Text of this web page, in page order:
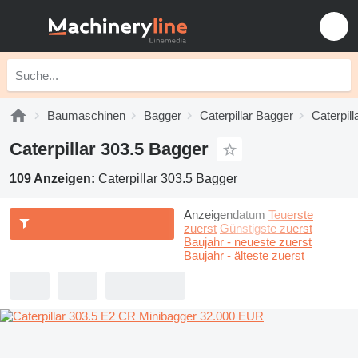
Baumaschinen Bagger Caterpillar Bagger
Caterpillar 303.5 Bagger
109 Anzeigen: Caterpillar 303.5 Bagger
Anzeigendatum Teuerste
zuerst Günstigste zuerst
Baujahr - neueste zuerst
Baujahr - älteste zuerst